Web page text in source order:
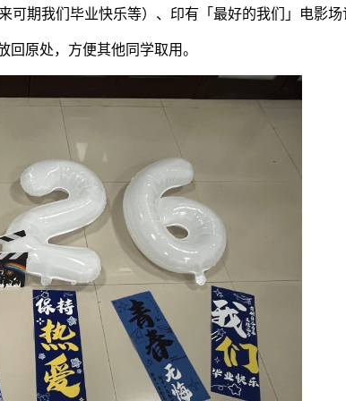
可期我们毕业快乐等）、印有「最好的我们」电影场
回原处，方便其他同学取用。